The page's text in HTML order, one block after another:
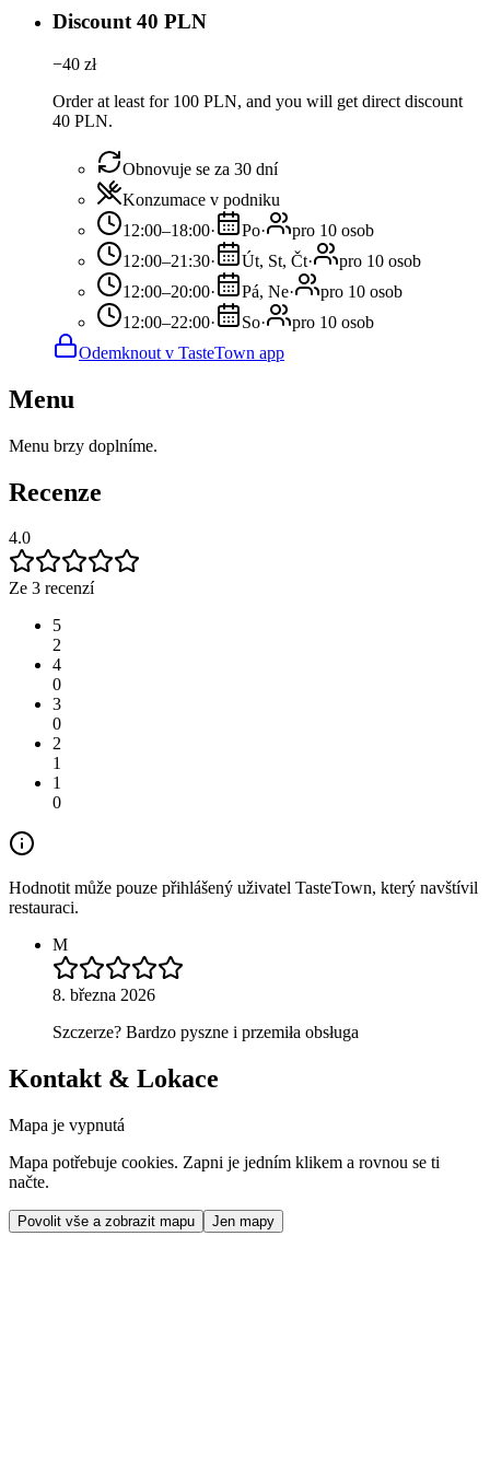
Discount 40 PLN
−40 zł
Order at least for 100 PLN, and you will get direct discount
40 PLN.
Obnovuje se za 30 dní
Konzumace v podniku
12:00–18:00· Po·
pro 10 osob
12:00–21:30· Út, St, Čt·
pro 10 osob
12:00–20:00· Pá, Ne·
pro 10 osob
12:00–22:00· So·
pro 10 osob
Odemknout v TasteTown app
Menu
Menu brzy doplníme.
Recenze
4.0
Ze 3 recenzí
5
2
4
0
3
0
2
1
1
0
Hodnotit může pouze přihlášený uživatel TasteTown, který navštívil
restauraci.
M
8. března 2026
Szczerze? Bardzo pyszne i przemiła obsługa
Kontakt & Lokace
Mapa je vypnutá
Mapa potřebuje cookies. Zapni je jedním klikem a rovnou se ti
načte.
Povolit vše a zobrazit mapu Jen mapy